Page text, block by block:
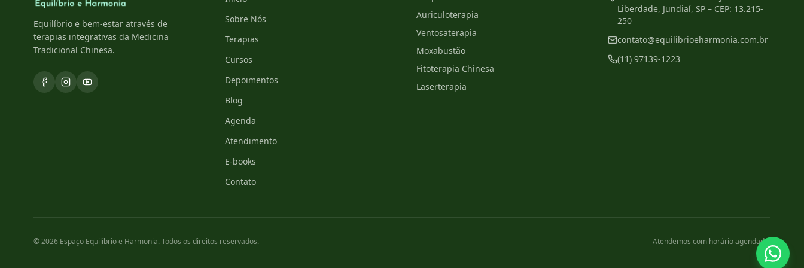
Equilíbrio e bem-estar através de
terapias integrativas da Medicina
Tradicional Chinesa.
Sobre Nós
Terapias
Cursos
Depoimentos
Blog
Agenda
Atendimento
E-books
Contato
Auriculoterapia
Ventosaterapia
Moxabustão
Fitoterapia Chinesa
Laserterapia
Liberdade, Jundiaí, SP – CEP: 13.215-
250
contato@equilibrioeharmonia.com.br
(11) 97139-1223
© 2026 Espaço Equilíbrio e Harmonia. Todos os direitos reservados. Atendemos com horário agendado.